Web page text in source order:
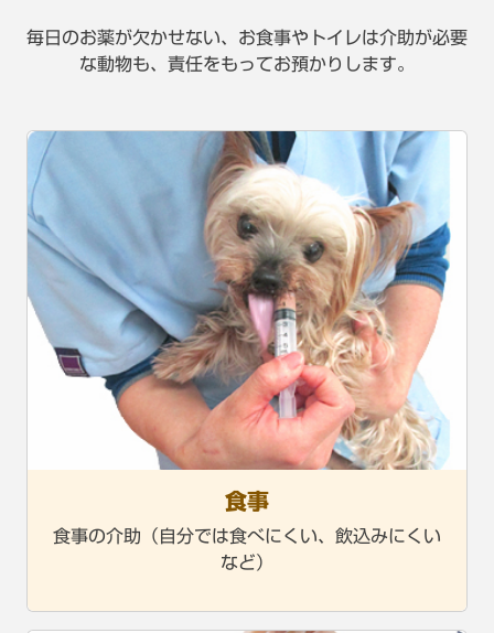
毎日のお薬が欠かせない、お食事やトイレは介助が必要
な動物も、 責任をもってお預かりします。
食事
食事の介助（自分では食べにくい、飲込みにくい
など）